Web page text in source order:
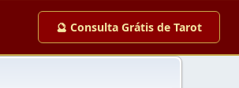
🔮 Consulta Grátis de Tarot